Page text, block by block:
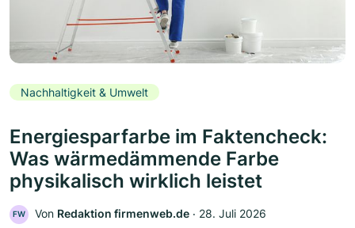
Nachhaltigkeit & Umwelt
Energiesparfarbe im Faktencheck:
Was wärmedämmende Farbe
physikalisch wirklich leistet
FW Von Redaktion firmenweb.de ‧ 28. Juli 2026